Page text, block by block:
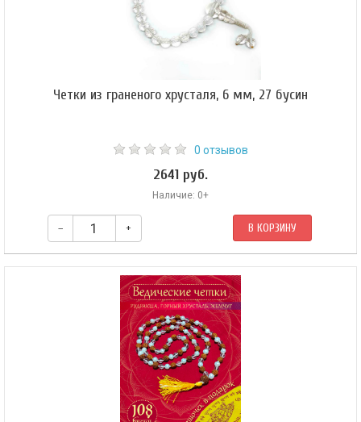
Четки из граненого хрусталя, 6 мм, 27 бусин
0 отзывов
2641 руб.
Наличие: 0+
– + В КОРЗИНУ